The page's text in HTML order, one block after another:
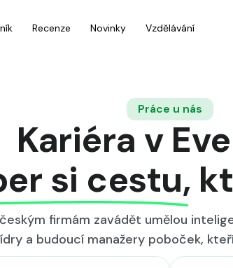
Recenze Novinky Vzdělávání
Práce u nás
Kariéra v
si cestu,
firmám zavádět umělou
a budoucí manažery poboček,